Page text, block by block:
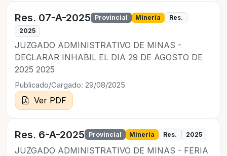
Res. 07-A-2025 Provincial Minería
Res.
2025
JUZGADO ADMINISTRATIVO DE MINAS -
DECLARAR INHABIL EL DIA 29 DE AGOSTO DE
2025 2025
Publicado/Cargado: 29/08/2025
Ver PDF
Res. 6-A-2025 Provincial Minería Res. 2025
JUZGADO ADMINISTRATIVO DE MINAS - FERIA